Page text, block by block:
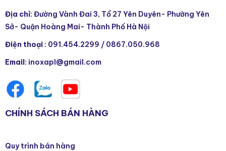
Địa chỉ: Đường Vành Đai 3, Tổ 27 Yên Duyên- Phường Yên
Sở- Quận Hoàng Mai- Thành Phố Hà Nội
Điện thoại : 091.454.2299 / 0867.050.968
Email: inoxapl@gmail.com
CHÍNH SÁCH BÁN HÀNG
Quy trình bán hàng